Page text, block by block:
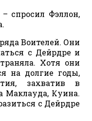
спросил Фэллон,
Воителей. Они
с Дейрдре и
Хотя они
на долгие годы,
захватив в
Маклауда, Куина.
с Дейрдре